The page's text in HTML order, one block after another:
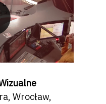
Wrocław,